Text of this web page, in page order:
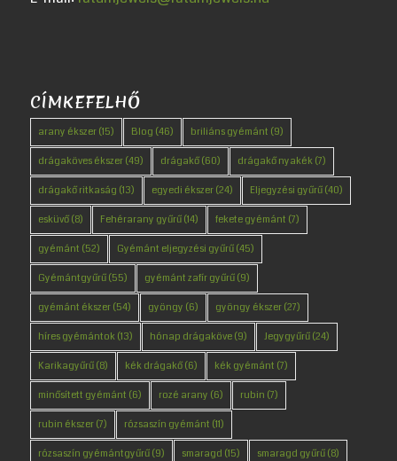
CÍMKEFELHŐ
arany ékszer(15) Blog (46) briliáns gyémánt (9)
drágaköves ékszer(49) drágakő(60) drágakő nyakék(7)
drágakő ritkaság (13) egyedi ékszer(24) Eljegyzési gyűrű(40)
esküvő(8) Fehérarany gyűrű(14) fekete gyémánt (7)
gyémánt (52) Gyémánt eljegyzési gyűrű(45)
Gyémántgyűrű(55) gyémánt zafír gyűrű(9)
gyémánt ékszer(54) gyöngy (6) gyöngy ékszer(27)
híres gyémántok(13) hónap drágaköve(9) Jegygyűrű(24)
Karikagyűrű(8) kék drágakő(6) kék gyémánt (7)
minősített gyémánt (6) rozé arany (6) rubin (7)
rubin ékszer(7) rózsaszín gyémánt (11)
rózsaszín gyémántgyűrű(9) smaragd (15) smaragd gyűrű(8)